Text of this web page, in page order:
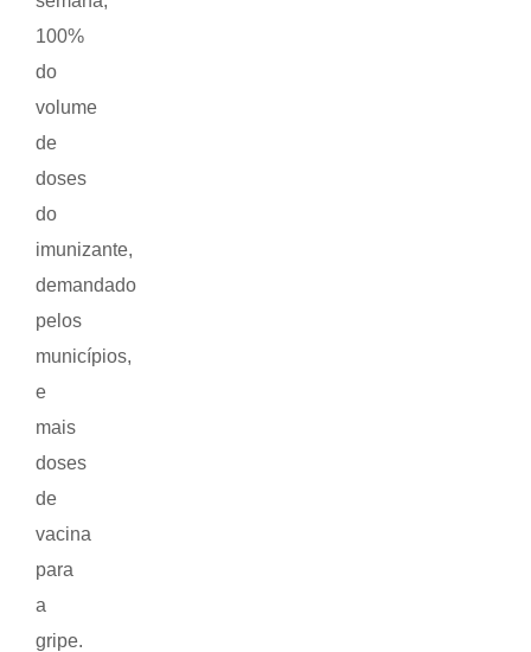
100%
do
volume
de
doses
do
imunizante,
demandado
pelos
municípios,
e
mais
doses
de
vacina
para
a
gripe.